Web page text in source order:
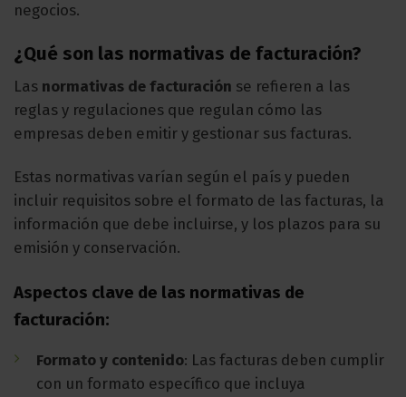
negocios.
¿Qué son las normativas de facturación?
Las normativas de facturación se refieren a las
reglas y regulaciones que regulan cómo las
empresas deben emitir y gestionar sus facturas.
Estas normativas varían según el país y pueden
incluir requisitos sobre el formato de las facturas, la
información que debe incluirse, y los plazos para su
emisión y conservación.
Aspectos clave de las normativas de
facturación:
Formato y contenido: Las facturas deben cumplir
con un formato específico que incluya